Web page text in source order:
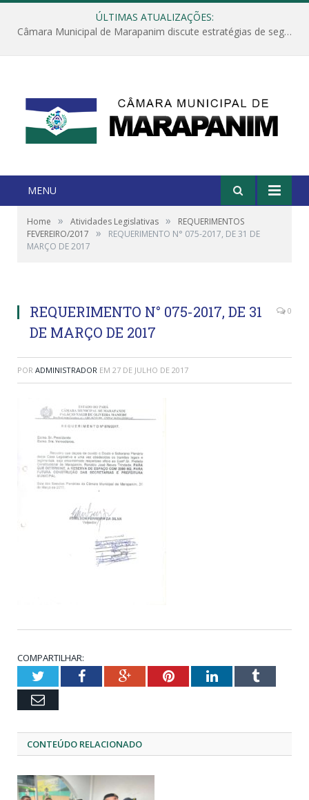
ÚLTIMAS ATUALIZAÇÕES:
Câmara Municipal de Marapanim discute estratégias de segurança com autoridades e poder executivo
MENU
Home » Atividades Legislativas »
REQUERIMENTOS
FEVEREIRO/2017
»
REQUERIMENTO N° 075-2017, DE 31 DE
MARÇO DE 2017
REQUERIMENTO N° 075-2017, DE 31
DE MARÇO DE 2017
0
POR ADMINISTRADOR EM 27 DE JULHO DE 2017
COMPARTILHAR:
TwitterFacebookGoogle+PinterestLinkedInTumblr
Email
CONTEÚDO RELACIONADO